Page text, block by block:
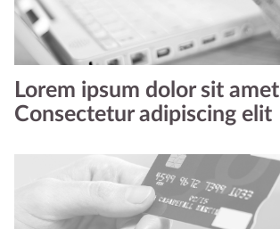
Lorem ipsum dolor sit amet
Consectetur adipiscing elit